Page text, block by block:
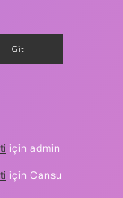
için admin
için Cansu